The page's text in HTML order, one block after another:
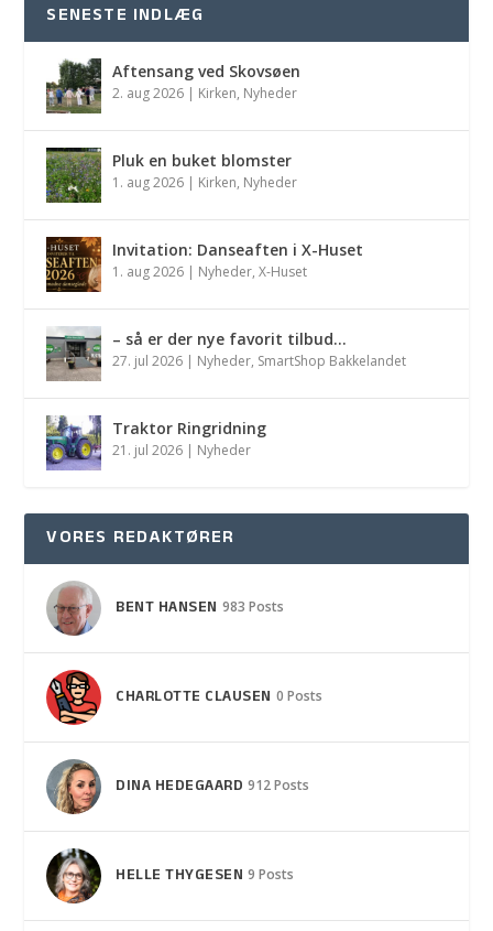
SENESTE INDLÆG
Aftensang ved Skovsøen
2. aug 2026 | Kirken, Nyheder
Pluk en buket blomster
1. aug 2026 | Kirken, Nyheder
Invitation: Danseaften i X-Huset
1. aug 2026 | Nyheder,X-Huset
– så er der nye favorit tilbud…
27. jul 2026 | Nyheder, SmartShop Bakkelandet
Traktor Ringridning
21. jul 2026 | Nyheder
VORES REDAKTØRER
BENT HANSEN 983 Posts
CHARLOTTE CLAUSEN 0 Posts
DINA HEDEGAARD 912 Posts
HELLE THYGESEN 9 Posts